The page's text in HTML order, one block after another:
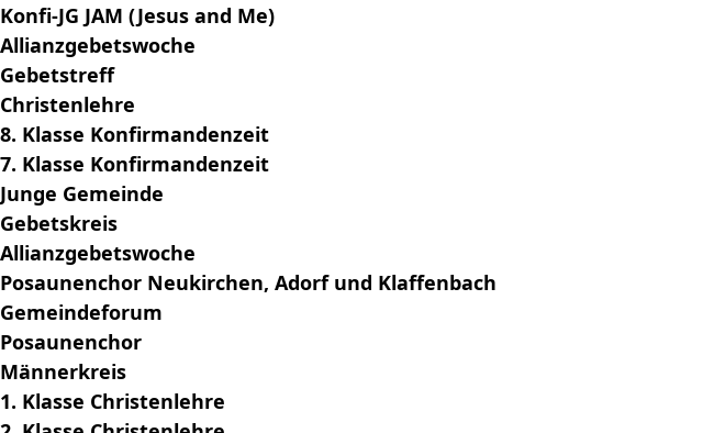
Konfi-JG JAM (Jesus and Me)
Allianzgebetswoche
Gebetstreff
Christenlehre
8. Klasse Konfirmandenzeit
7. Klasse Konfirmandenzeit
Junge Gemeinde
Gebetskreis
Allianzgebetswoche
Posaunenchor Neukirchen, Adorf und Klaffenbach
Gemeindeforum
Posaunenchor
Männerkreis
1. Klasse Christenlehre